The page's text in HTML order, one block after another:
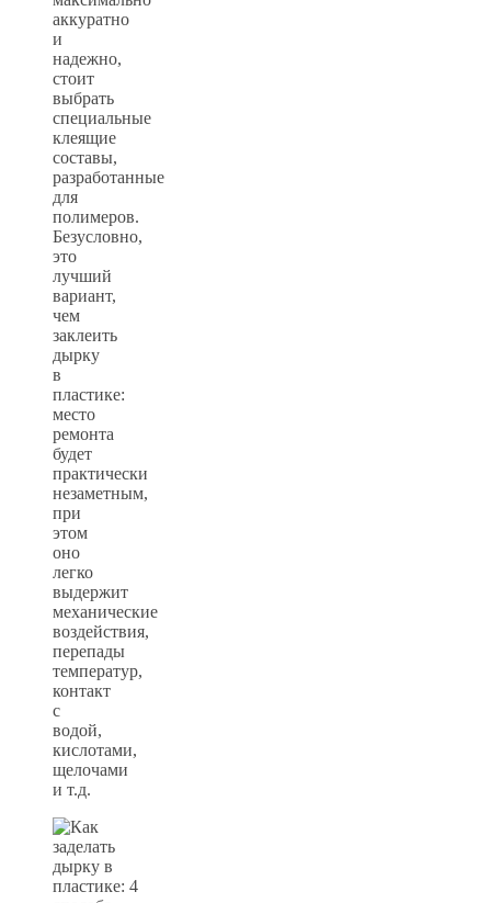
аккуратно
и
надежно,
стоит
выбрать
специальные
клеящие
составы,
разработанные
для
полимеров.
Безусловно,
это
лучший
вариант,
чем
заклеить
дырку
в
пластике:
место
ремонта
будет
практически
незаметным,
при
этом
оно
легко
выдержит
механические
воздействия,
перепады
температур,
контакт
с
водой,
кислотами,
щелочами
и т.д.